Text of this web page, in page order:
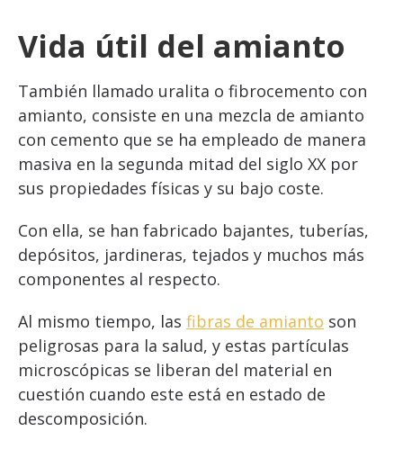
Vida útil del amianto
También llamado uralita o fibrocemento con
amianto, consiste en una mezcla de amianto
con cemento que se ha empleado de manera
masiva en la segunda mitad del siglo XX por
sus propiedades físicas y su bajo coste.
Con ella, se han fabricado bajantes, tuberías,
depósitos, jardineras, tejados y muchos más
componentes al respecto.
Al mismo tiempo, las fibras de amianto son
peligrosas para la salud, y estas partículas
microscópicas se liberan del material en
cuestión cuando este está en estado de
descomposición.